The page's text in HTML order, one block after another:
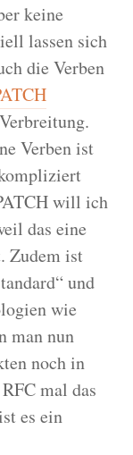
keine
lassen sich
die Verben
Verben ist
will ich
das eine
Zudem ist
und
wie
man nun
noch in
mal das
es ein